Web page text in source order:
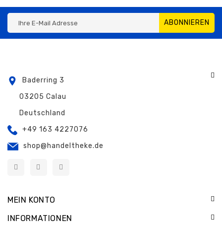
ABONNIEREN
Baderring 3
03205 Calau
Deutschland
+49 163 4227076
shop@handeltheke.de
MEIN KONTO
INFORMATIONEN